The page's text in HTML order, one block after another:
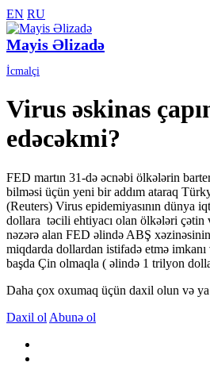
EN RU
Mayis Əlizadə
İcmalçi
Virus əskinas
edəcəkmi?
FED martın 31-də əcnəbi ölkələrin
bilməsi üçün yeni bir addım ataraq
(Reuters) Virus epidemiyasının dünya
dollara təcili ehtiyacı olan ölkələri çətin
nəzərə alan FED əlində ABŞ
miqdarda dollardan istifadə etmə
başda Çin olmaqla ( əlində 1 trilyon
Daha çox oxumaq üçün daxil olun və
Daxil ol Abunə ol